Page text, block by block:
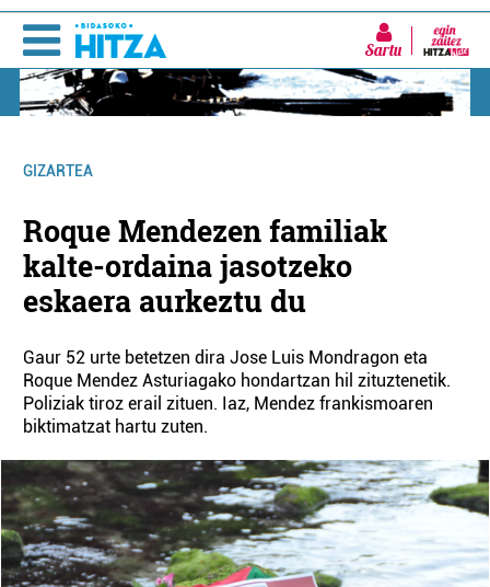
Sartu
GIZARTEA
Roque Mendezen familiak
kalte-ordaina jasotzeko
eskaera aurkeztu du
Gaur 52 urte betetzen dira Jose Luis Mondragon eta
Roque Mendez Asturiagako hondartzan hil zituztenetik.
Poliziak tiroz erail zituen. Iaz, Mendez frankismoaren
biktimatzat hartu zuten.